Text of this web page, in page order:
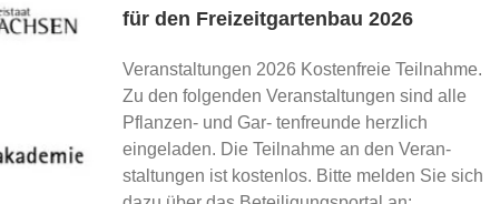
für den Freizeitgartenbau 2026
Veranstaltungen 2026 Kostenfreie Teilnahme.
Zu den folgenden Veranstaltungen sind alle
Pflanzen- und Gar- tenfreunde herzlich
eingeladen. Die Teilnahme an den Veran-
staltungen ist kostenlos. Bitte melden Sie sich